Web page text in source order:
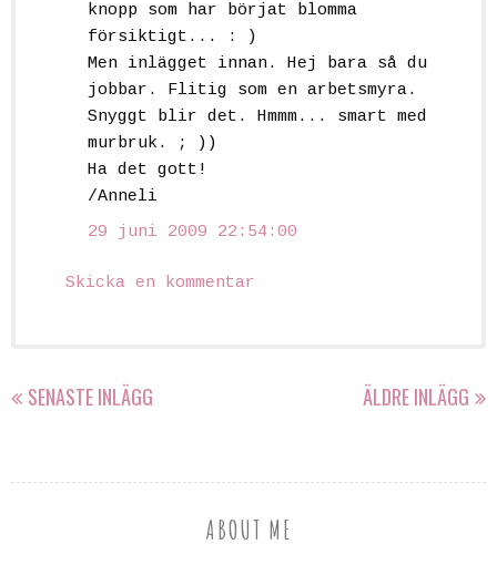
knopp som har börjat blomma
försiktigt... : )
Men inlägget innan. Hej bara så du
jobbar. Flitig som en arbetsmyra.
Snyggt blir det. Hmmm... smart med
murbruk. ; ))
Ha det gott!
/Anneli
29 juni 2009 22:54:00
Skicka en kommentar
SENASTE INLÄGG ÄLDRE INLÄGG
ABOUT ME